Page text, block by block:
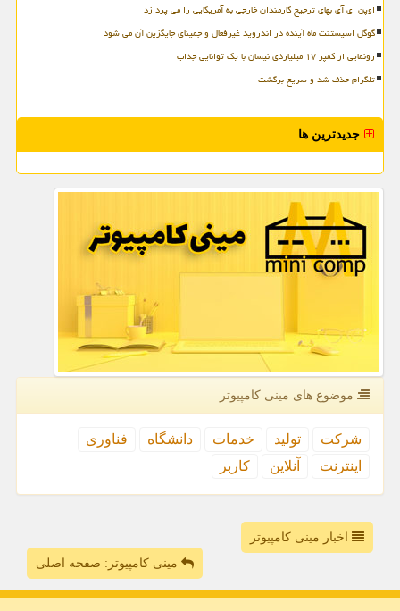
اوپن ای آی بهای ترجیح کارمندان خارجی به آمریکایی را می پردازد
گوگل اسیستنت ماه آینده در اندروید غیرفعال و جمینای جایگزین آن می شود
رونمایی از کمپر ۱۷ میلیاردی نیسان با یک توانایی جذاب
تلگرام حذف شد و سریع برگشت
جدیدترین ها
موضوع های مینی كامپیوتر
شركت تولید خدمات دانشگاه
فناوری
اینترنت
آنلاین كاربر
اخبار مینی کامپیوتر
مینی کامپیوتر: صفحه اصلی